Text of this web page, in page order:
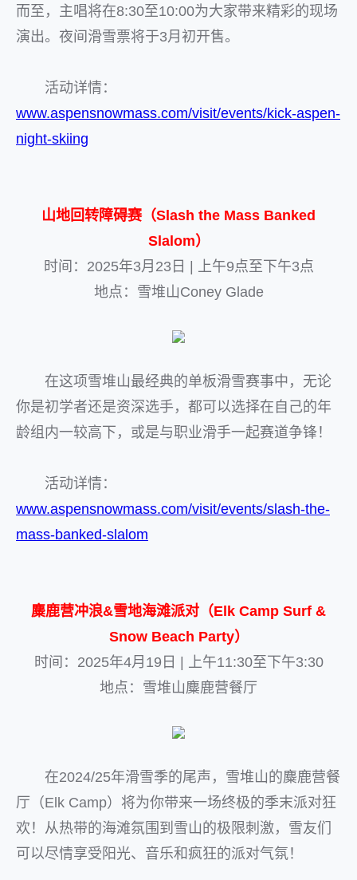
而至，主唱将在8:30至10:00为大家带来精彩的现场
演出。夜间滑雪票将于3月初开售。
活动详情：
www.aspensnowmass.com/visit/events/kick-aspen-
night-skiing
山地回转障碍赛（Slash the Mass Banked
Slalom）
时间：2025年3月23日 | 上午9点至下午3点
地点：雪堆山Coney Glade
在这项雪堆山最经典的单板滑雪赛事中，无论
你是初学者还是资深选手，都可以选择在自己的年
龄组内一较高下，或是与职业滑手一起赛道争锋！
活动详情：
www.aspensnowmass.com/visit/events/slash-the-
mass-banked-slalom
麋鹿营冲浪&雪地海滩派对（Elk Camp Surf &
Snow Beach Party）
时间：2025年4月19日 | 上午11:30至下午3:30
地点：雪堆山麋鹿营餐厅
在2024/25年滑雪季的尾声，雪堆山的麋鹿营餐
厅（Elk Camp）将为你带来一场终极的季末派对狂
欢！从热带的海滩氛围到雪山的极限刺激，雪友们
可以尽情享受阳光、音乐和疯狂的派对气氛！